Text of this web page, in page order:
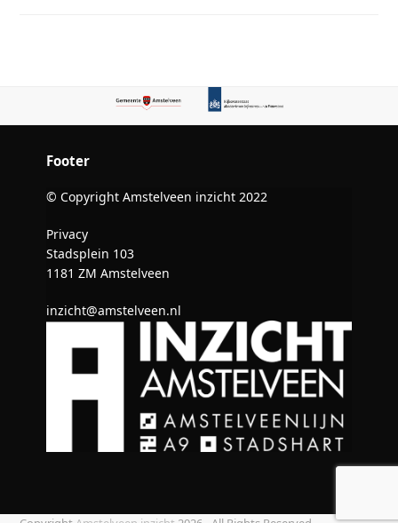
Footer
© Copyright Amstelveen inzicht 2022
Privacy
Stadsplein 103
1181 ZM Amstelveen
inzicht@amstelveen.nl